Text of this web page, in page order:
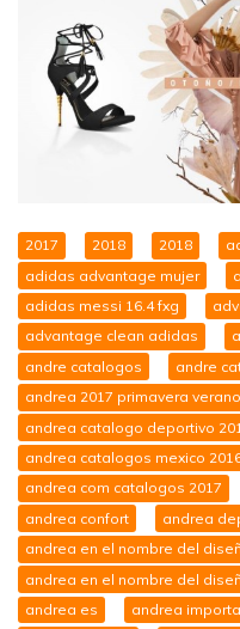
2017 2018 2018
adidas advantage mujer
adidas messi 16.4 fxg
advantage clean adidas
andre catalogos
andre
andrea 2017 primavera verano
andrea catalogo deportivo
andrea catalogos mexico
andrea com catalogos 2017
andrea confort
andrea
andrea en el nombre del
andrea en el nombre del
andrea es
andrea